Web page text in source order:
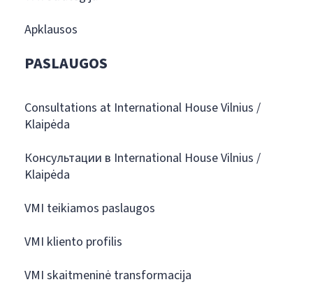
Apklausos
PASLAUGOS
Consultations at International House Vilnius /
Klaipėda
Консультации в International House Vilnius /
Klaipėda
VMI teikiamos paslaugos
VMI kliento profilis
VMI skaitmeninė transformacija